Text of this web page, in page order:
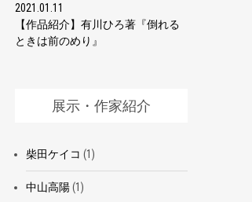
2021.01.11
【作品紹介】有川ひろ著『倒れる
ときは前のめり』
展示・作家紹介
柴田ケイコ (1)
中山高陽(1)